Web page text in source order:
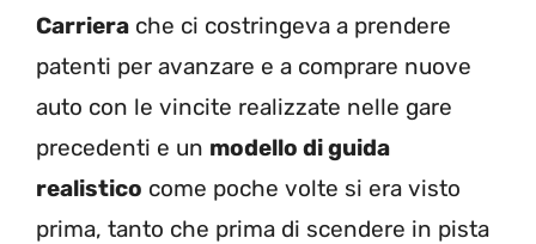
Carriera che ci costringeva a prendere
patenti per avanzare e a comprare nuove
auto con le vincite realizzate nelle gare
precedenti e un modello di guida
realistico come poche volte si era visto
prima, tanto che prima di scendere in pista